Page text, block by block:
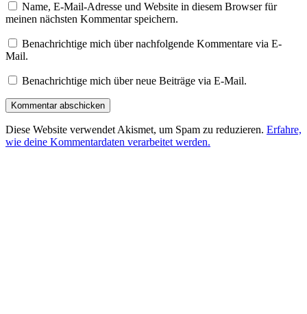
Name, E-Mail-Adresse und Website in diesem Browser für
meinen nächsten Kommentar speichern.
Benachrichtige mich über nachfolgende Kommentare via E-
Mail.
Benachrichtige mich über neue Beiträge via E-Mail.
Diese Website verwendet Akismet, um Spam zu reduzieren. Erfahre,
wie deine Kommentardaten verarbeitet werden.